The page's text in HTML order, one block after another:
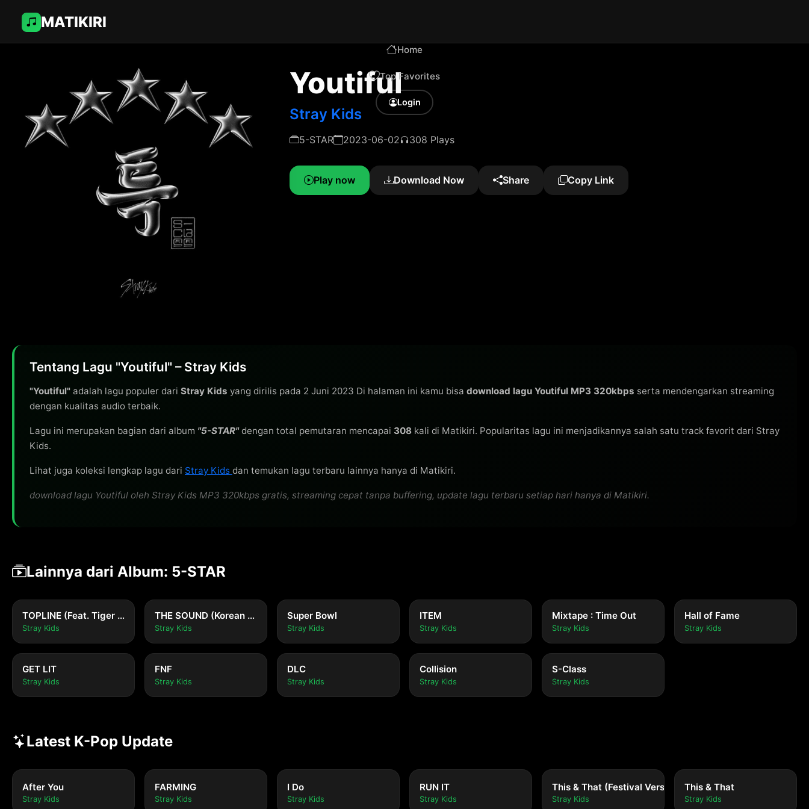
MATIKIRI
Home
Top Favorites
Login
Youtiful
Stray Kids
5-STAR 2023-06-02 308 Plays
Play now Download Now Share Copy Link
Tentang Lagu "Youtiful" – Stray Kids
"Youtiful" adalah lagu populer dari Stray Kids yang dirilis pada 2 Juni 2023 Di halaman ini kamu bisa download lagu Youtiful MP3 320kbps serta mendengarkan streaming
dengan kualitas audio terbaik.
Lagu ini merupakan bagian dari album "5-STAR"dengan total pemutaran mencapai 308 kali di Matikiri. Popularitas lagu ini menjadikannya salah satu track favorit dari Stray
Kids.
Lihat juga koleksi lengkap lagu dari Stray Kids dan temukan lagu terbaru lainnya hanya di Matikiri.
download lagu Youtiful oleh Stray Kids MP3 320kbps gratis, streaming cepat tanpa buffering, update lagu terbaru setiap hari hanya di Matikiri.
Lainnya dari Album: 5-STAR
TOPLINE (Feat. Tiger JK)
Stray Kids
THE SOUND (Korean Ver.)
Stray Kids
Super Bowl
Stray Kids
ITEM
Stray Kids
Mixtape : Time Out
Stray Kids
Hall of Fame
Stray Kids
GET LIT
Stray Kids
FNF
Stray Kids
DLC
Stray Kids
Collision
Stray Kids
S-Class
Stray Kids
Latest K-Pop Update
After You
Stray Kids
FARMING
Stray Kids
I Do
Stray Kids
RUN IT
Stray Kids
This & That (Festival Version)
Stray Kids
This & That
Stray Kids